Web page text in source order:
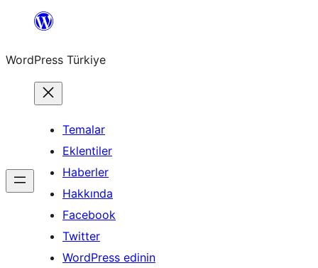
İçeriğe
WordPress Türkiye
Temalar
Eklentiler
Haberler
Hakkında
Facebook
Twitter
WordPress edinin